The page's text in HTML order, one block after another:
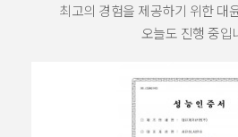
최고의 경험을 제공하기 위한 대
오늘도 진행 중입